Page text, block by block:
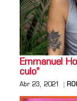
Emmanuel
culo"
Abr 23, 2021